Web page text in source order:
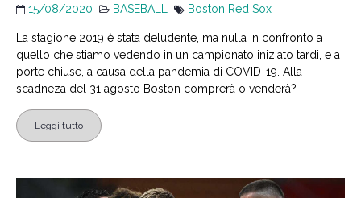
15/08/2020 BASEBALL Boston Red Sox
La stagione 2019 è stata deludente, ma nulla in confronto a
quello che stiamo vedendo in un campionato iniziato tardi, e a
porte chiuse, a causa della pandemia di COVID-19. Alla
scadneza del 31 agosto Boston comprerà o venderà?
Leggi tutto